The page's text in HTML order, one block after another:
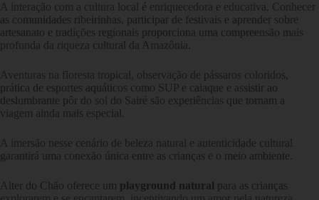
A interação com a cultura local é enriquecedora e educativa. Conhecer
as comunidades ribeirinhas, participar de festivais e aprender sobre
artesanato e tradições regionais proporciona uma compreensão mais
profunda da riqueza cultural da Amazônia.
Aventuras na floresta tropical, observação de pássaros coloridos,
prática de esportes aquáticos como SUP e caiaque e assistir ao
deslumbrante pôr do sol do Sairé são experiências que tornam a
viagem ainda mais especial.
A imersão nesse cenário de beleza natural e autenticidade cultural
garantirá uma conexão única entre as crianças e o meio ambiente.
Alter do Chão oferece um playground natural para as crianças